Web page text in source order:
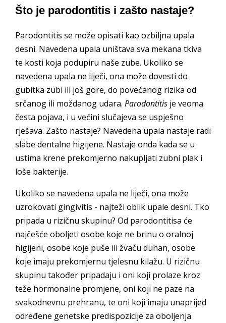
Što je parodontitis i zašto nastaje?
Parodontitis se može opisati kao ozbiljna upala
desni. Navedena upala uništava sva mekana tkiva
te kosti koja podupiru naše zube. Ukoliko se
navedena upala ne liječi, ona može dovesti do
gubitka zubi ili još gore, do povećanog rizika od
srčanog ili moždanog udara. Parodontitis je veoma
česta pojava, i u većini slučajeva se uspješno
rješava. Zašto nastaje? Navedena upala nastaje radi
slabe dentalne higijene. Nastaje onda kada se u
ustima krene prekomjerno nakupljati zubni plak i
loše bakterije.
Ukoliko se navedena upala ne liječi, ona može
uzrokovati gingivitis - najteži oblik upale desni. Tko
pripada u rizičnu skupinu? Od parodontitisa će
najčešće oboljeti osobe koje ne brinu o oralnoj
higijeni, osobe koje puše ili žvaču duhan, osobe
koje imaju prekomjernu tjelesnu kilažu. U rizičnu
skupinu također pripadaju i oni koji prolaze kroz
teže hormonalne promjene, oni koji ne paze na
svakodnevnu prehranu, te oni koji imaju unaprijed
određene genetske predispozicije za oboljenja